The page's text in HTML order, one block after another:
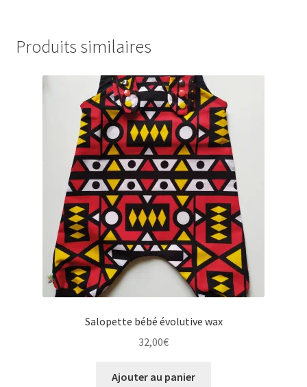
Produits similaires
Salopette bébé évolutive wax
32,00€
Ajouter au panier